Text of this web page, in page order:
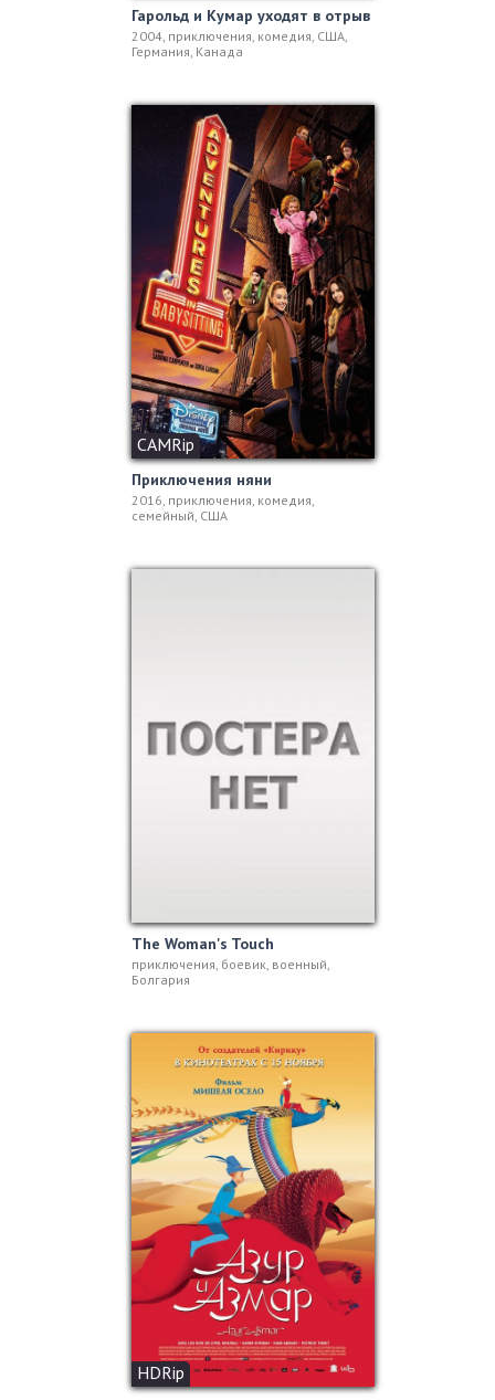
Гарольд и Кумар уходят в отрыв
2004, приключения, комедия, США,
Германия, Канада
CAMRip
Приключения няни
2016, приключения, комедия,
семейный, США
The Woman's Touch
приключения, боевик, военный,
Болгария
HDRip